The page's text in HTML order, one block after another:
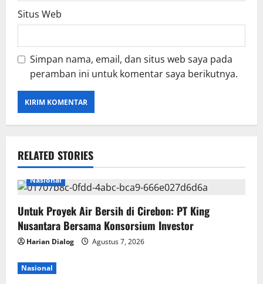
Situs Web
Simpan nama, email, dan situs web saya pada
peramban ini untuk komentar saya berikutnya.
RELATED STORIES
Nasional
Untuk Proyek Air Bersih di Cirebon: PT King
Nusantara Bersama Konsorsium Investor
Harian Dialog Agustus 7, 2026
Nasional